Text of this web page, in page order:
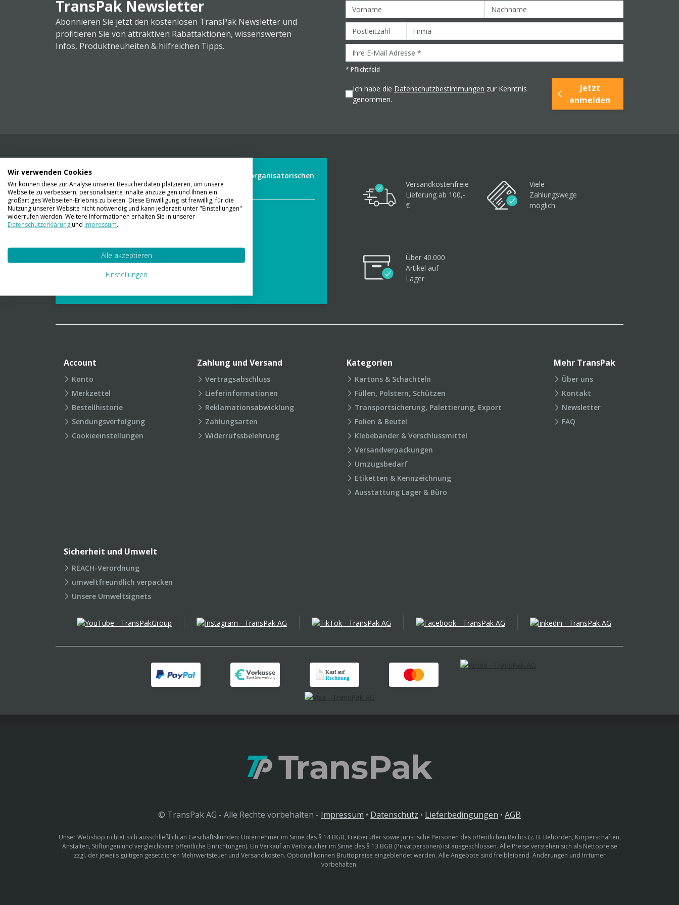
TransPak Newsletter
Abonnieren Sie jetzt den kostenlosen TransPak Newsletter und
profitieren Sie von attraktiven Rabattaktionen, wissenswerten
Infos, Produktneuheiten & hilfreichen Tipps.
* Pflichtfeld
Ich habe die Datenschutzbestimmungen zur Kenntnis
genommen.
Jetzt
anmelden
Wir liefern Ihnen Ihre Ware. Abholung ist leider aus organisatorischen
Gründen nicht möglich.
Kontaktieren Sie uns
01 23 06 03 888
info@transpak.at
Verpackungslexikon
Versandkostenfreie
Lieferung ab 100,-
€
Viele
Zahlungswege
möglich
Über 40.000
Artikel auf
Lager
Account
Konto
Merkzettel
Bestellhistorie
Sendungsverfolgung
Cookieeinstellungen
Zahlung und Versand
Vertragsabschluss
Lieferinformationen
Reklamationsabwicklung
Zahlungsarten
Widerrufssbelehrung
Kategorien
Kartons & Schachteln
Füllen, Polstern, Schützen
Transportsicherung, Palettierung, Export
Folien & Beutel
Klebebänder & Verschlussmittel
Versandverpackungen
Umzugsbedarf
Etiketten & Kennzeichnung
Ausstattung Lager & Büro
Mehr TransPak
Über uns
Kontakt
Newsletter
FAQ
Sicherheit und Umwelt
REACH-Verordnung
umweltfreundlich verpacken
Unsere Umweltsignets
© TransPak AG - Alle Rechte vorbehalten - Impressum • Datenschutz • Lieferbedingungen • AGB
Unser Webshop richtet sich ausschließlich an Geschäftskunden: Unternehmer im Sinne des § 14 BGB, Freiberufler sowie juristische Personen des öffentlichen Rechts (z. B. Behörden, Körperschaften,
Anstalten, Stiftungen und vergleichbare öffentliche Einrichtungen). Ein Verkauf an Verbraucher im Sinne des § 13 BGB (Privatpersonen) ist ausgeschlossen. Alle Preise verstehen sich als Nettopreise
zzgl. der jeweils gültigen gesetzlichen Mehrwertsteuer und Versandkosten. Optional können Bruttopreise eingeblendet werden. Alle Angebote sind freibleibend. Änderungen und Irrtümer
vorbehalten.
Wir verwenden Cookies
Wir können diese zur Analyse unserer Besucherdaten platzieren, um unsere
Webseite zu verbessern, personalisierte Inhalte anzuzeigen und Ihnen ein
großartiges Webseiten-Erlebnis zu bieten. Diese Einwilligung ist freiwillig, für die
Nutzung unserer Website nicht notwendig und kann jederzeit unter "Einstellungen"
widerrufen werden. Weitere Informationen erhalten Sie in unserer
Datenschutzerklärungund Impressum.
Alle akzeptieren
Einstellungen